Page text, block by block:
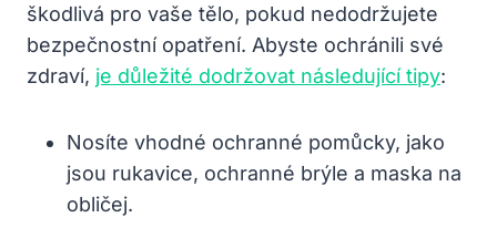
škodlivá pro vaše tělo, pokud nedodržujete
bezpečnostní opatření. Abyste ochránili své
zdraví, je důležité dodržovat následující tipy:
Nosíte vhodné ochranné pomůcky, jako
jsou rukavice, ochranné brýle a maska na
obličej.